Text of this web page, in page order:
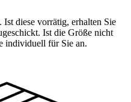
Ist diese vorrätig, erhalten Sie
Ist die Größe nicht
individuell für Sie an.